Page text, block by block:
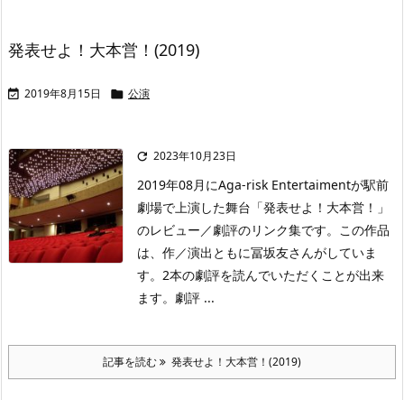
発表せよ！大本営！(2019)
 2019年8月15日  公演
 2023年10月23日
2019年08月にAga-risk Entertaimentが駅前
劇場で上演した舞台「発表せよ！大本営！」
のレビュー／劇評のリンク集です。この作品
は、作／演出ともに冨坂友さんがしていま
す。2本の劇評を読んでいただくことが出来
ます。劇評 ...
記事を読む 発表せよ！大本営！(2019)